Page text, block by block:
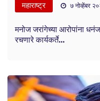
महाराष्ट्र ७ नोव्हेंबर
मनोज जरांगेच्या आरोपांना
रचणारे कार्यकर्ते...